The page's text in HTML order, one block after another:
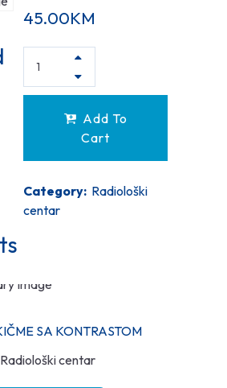
45.00KM
Add To
Cart
Category: Radiološki
centar
SA KONTRASTOM
Radiološki centar